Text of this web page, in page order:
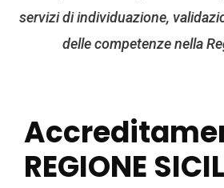
servizi di individuazione,
delle competenze nella
REGIONE